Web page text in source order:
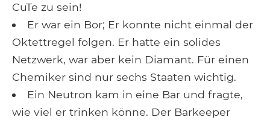
CuTe zu sein!
Er war ein Bor; Er konnte nicht einmal der
Oktettregel folgen. Er hatte ein solides
Netzwerk, war aber kein Diamant. Für einen
Chemiker sind nur sechs Staaten wichtig.
Ein Neutron kam in eine Bar und fragte,
wie viel er trinken könne. Der Barkeeper